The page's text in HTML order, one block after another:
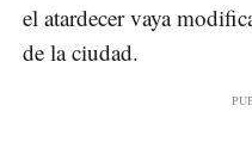
el atardecer vaya
de la ciudad.